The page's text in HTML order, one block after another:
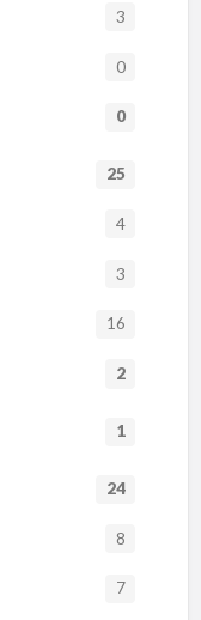
3
0
0
25
4
3
16
2
1
24
8
7